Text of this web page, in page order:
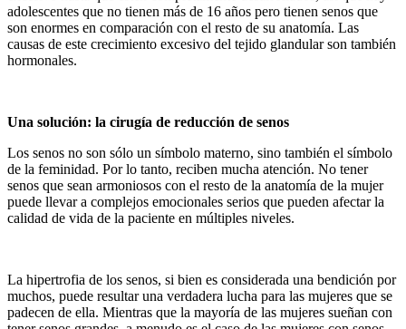
adolescentes que no tienen más de 16 años pero tienen senos que
son enormes en comparación con el resto de su anatomía. Las
causas de este crecimiento excesivo del tejido glandular son también
hormonales.
Una solución: la cirugía de reducción de senos
Los senos no son sólo un símbolo materno, sino también el símbolo
de la feminidad. Por lo tanto, reciben mucha atención. No tener
senos que sean armoniosos con el resto de la anatomía de la mujer
puede llevar a complejos emocionales serios que pueden afectar la
calidad de vida de la paciente en múltiples niveles.
La hipertrofia de los senos, si bien es considerada una bendición por
muchos, puede resultar una verdadera lucha para las mujeres que se
padecen de ella. Mientras que la mayoría de las mujeres sueñan con